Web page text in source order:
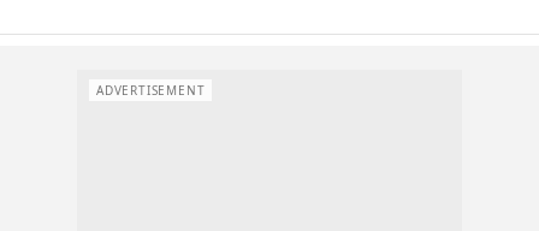
ADVERTISEMENT